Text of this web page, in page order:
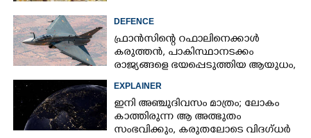
DEFENCE
ഫ്രാൻസിന്റെ റഫാലിനെക്കാൾ
കരുത്തൻ,​ പാകിസ്ഥാനടക്കം
രാജ്യങ്ങളെ ഭയപ്പെടുത്തിയ ആയുധം,​
EXPLAINER
ഇനി അഞ്ചുദിവസം മാത്രം; ലോകം
കാത്തിരുന്ന ആ അത്ഭുതം
സംഭവിക്കും, കരുതലോടെ വിദഗ്ധർ